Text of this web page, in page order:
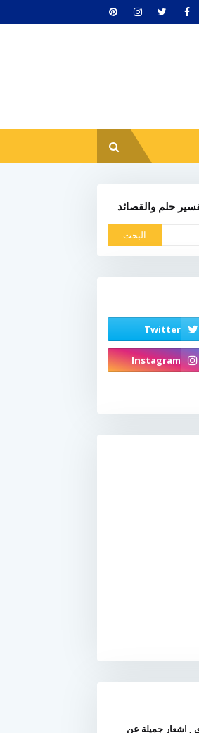
حلم والقصائد
, اشعار جميلة عن